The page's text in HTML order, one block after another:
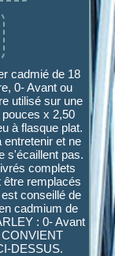
cadmié de 18
0- Avant ou
utilisé sur une
x 2,50
à flasque plat.
et ne
s'écaillent pas.
complets
remplacés
conseillé de
cadmium de
: 0- Avant
CONVIENT
DESSUS.